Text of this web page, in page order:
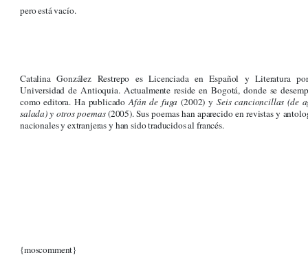
pero está vacío.
Catalina González Restrepo es Licenciada en Español y Literatura
Universidad de Antioquia. Actualmente reside en Bogotá, donde se
como editora. Ha publicadoAfán de fuga (2002) ySeis cancioncillas (de
salada) y otros poemas(2005). Sus poemas han aparecido en revistas y
nacionales y extranjeras y han sido traducidos al francés.
{moscomment}